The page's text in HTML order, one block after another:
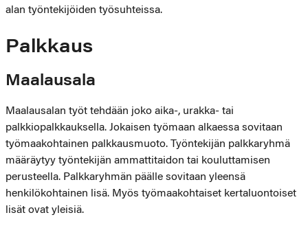
alan työntekijöiden työsuhteissa.
Palkkaus
Maalausala
Maalausalan työt tehdään joko aika-, urakka- tai
palkkiopalkkauksella. Jokaisen työmaan alkaessa sovitaan
työmaakohtainen palkkausmuoto. Työntekijän palkkaryhmä
määräytyy työntekijän ammattitaidon tai kouluttamisen
perusteella. Palkkaryhmän päälle sovitaan yleensä
henkilökohtainen lisä. Myös työmaakohtaiset kertaluontoiset
lisät ovat yleisiä.